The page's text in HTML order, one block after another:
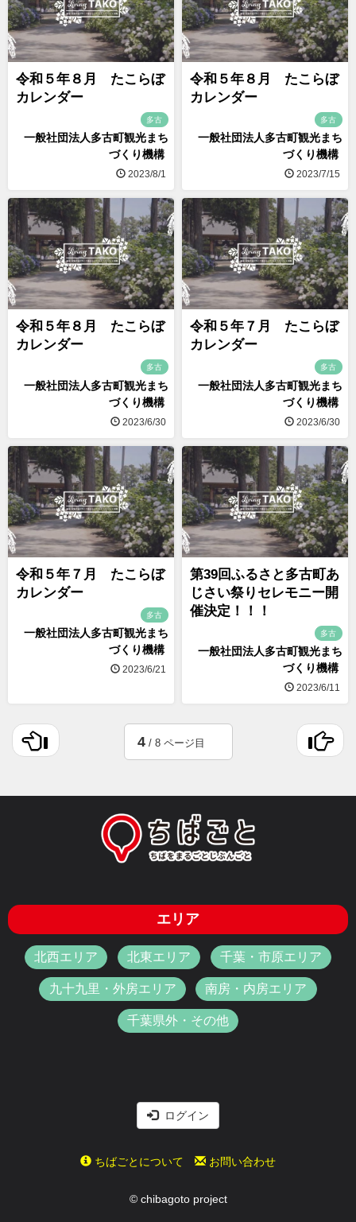
令和５年８月 たこらぼ
カレンダー
多古
一般社団法人多古町観光まち
づくり機構
2023/8/1
令和５年８月 たこらぼ
カレンダー
多古
一般社団法人多古町観光まち
づくり機構
2023/7/15
令和５年８月 たこらぼ
カレンダー
多古
一般社団法人多古町観光まち
づくり機構
2023/6/30
令和５年７月 たこらぼ
カレンダー
多古
一般社団法人多古町観光まち
づくり機構
2023/6/30
令和５年７月 たこらぼ
カレンダー
多古
一般社団法人多古町観光まち
づくり機構
2023/6/21
第39回ふるさと多古町あ
じさい祭りセレモニー開
催決定！！！
多古
一般社団法人多古町観光まち
づくり機構
2023/6/11
4/ 8 ページ目
エリア
北西エリア 北東エリア 千葉・市原エリア
九十九里・外房エリア 南房・内房エリア
千葉県外・その他
ログイン
ちばごとについて お問い合わせ
© chibagoto project